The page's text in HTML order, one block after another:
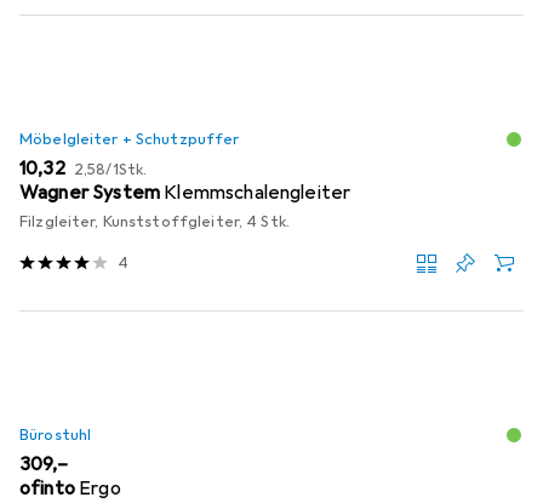
Möbelgleiter + Schutzpuffer
EUR
10,32 EUR
2,58/1Stk.
Wagner System Klemmschalengleiter
Filzgleiter, Kunststoffgleiter, 4 Stk.
4
Bürostuhl
EUR
309,–
ofinto Ergo